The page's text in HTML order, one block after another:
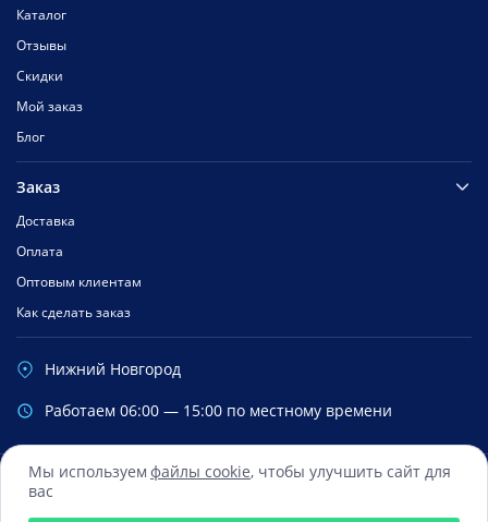
Мы используем файлы cookie, чтобы улучшить сайт для
вас
Каталог
Отзывы
Скидки
Мой заказ
Блог
Заказ
Доставка
Оплата
Оптовым клиентам
Как сделать заказ
Нижний Новгород
Работаем 06:00 — 15:00 по местному времени
Сбербанк